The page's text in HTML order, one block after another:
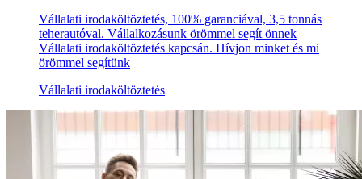
Vállalati irodaköltöztetés, 100% garanciával, 3,5 tonnás
teherautóval. Vállalkozásunk örömmel segít önnek
Vállalati irodaköltöztetés kapcsán. Hívjon minket és mi
örömmel segítünk
Vállalati irodaköltöztetés